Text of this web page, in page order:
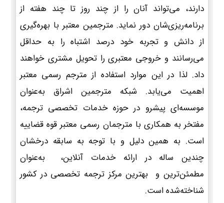
دارند، می‌تواند آنان را از چند روز تا چند هفته از
برنامه‌ریزی‌شان دور نماید. مترجمین معتبر با بهره‌گیری
از دانش و تجربه خود درصد اشتباه را به حداقل
می‌رسانند و خروجی معتبری را تحویل مشتری خواهند
داد. لذا در این موارد استفاده از مترجم رسمی معتبر
اهمیت می‌یابد. شبکه مترجمین اشراق به‌عنوان
موسسه‌ای پیشرو در حوزه خدمات تخصصی ترجمه،
مفتخر به همکاری با مترجمان رسمی معتبر قوه قضاییه
است. به همین دلیل و با توجه به سابقه درخشان
چندین ساله در ارائه خدمات آنلاین، به‌عنوان
مطمئن‌ترین و بهترین مرکز ترجمه تخصصی در کشور
شناخته‌شده است.